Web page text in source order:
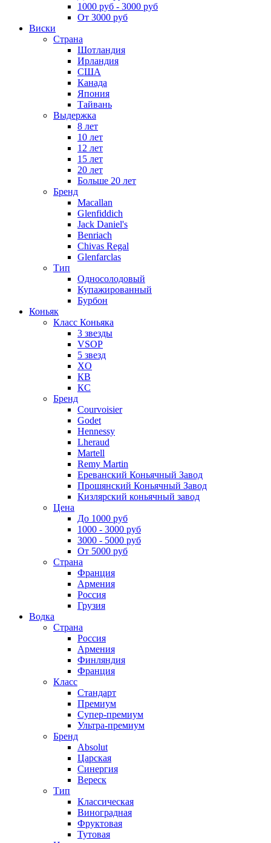
1000 руб - 3000 руб
От 3000 руб
Виски
Страна
Шотландия
Ирландия
США
Канада
Япония
Тайвань
Выдержка
8 лет
10 лет
12 лет
15 лет
20 лет
Больше 20 лет
Бренд
Macallan
Glenfiddich
Jack Daniel's
Benriach
Chivas Regal
Glenfarclas
Тип
Односолодовый
Купажированный
Бурбон
Коньяк
Класс Коньяка
3 звезды
VSOP
5 звезд
XO
КВ
КС
Бренд
Courvoisier
Godet
Hennessy
Lheraud
Martell
Remy Martin
Ереванский Коньячный Завод
Прошянский Коньячный Завод
Кизлярский коньячный завод
Цена
До 1000 руб
1000 - 3000 руб
3000 - 5000 руб
От 5000 руб
Страна
Франция
Армения
Россия
Грузия
Водка
Страна
Россия
Армения
Финляндия
Франция
Класс
Стандарт
Премиум
Супер-премиум
Ультра-премиум
Бренд
Absolut
Царская
Синергия
Вереск
Тип
Классическая
Виноградная
Фруктовая
Тутовая